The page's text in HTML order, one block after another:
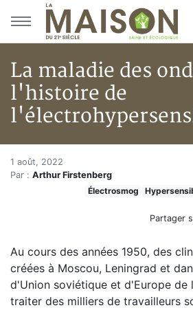
Aller au menu principal
Aller au contenu principal
La maladie des
l'histoire de
Accueil
Articles
Électrosmog
La maladie des ondes radio :
La maladie des
1 août, 2022
Par : Arthur Firstenberg
Électrosmog
Partager
Au cours des années 1950, des
créées à Moscou, Leningrad et
d'Union soviétique et d'Europe de
traiter des milliers de travailleurs